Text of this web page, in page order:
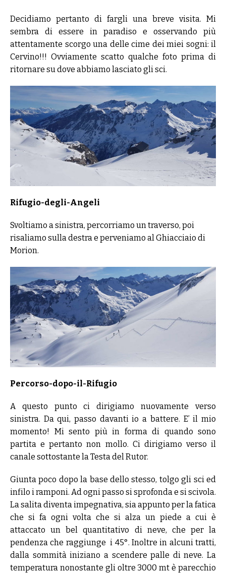
Decidiamo pertanto di fargli una breve visita. Mi
sembra di essere in paradiso e osservando più
attentamente scorgo una delle cime dei miei sogni: il
Cervino!!! Ovviamente scatto qualche foto prima di
ritornare su dove abbiamo lasciato gli sci.
Rifugio-degli-Angeli
Svoltiamo a sinistra, percorriamo un traverso, poi
risaliamo sulla destra e perveniamo al Ghiacciaio di
Morion.
Percorso-dopo-il-Rifugio
A questo punto ci dirigiamo nuovamente verso
sinistra. Da qui, passo davanti io a battere. E’ il mio
momento! Mi sento più in forma di quando sono
partita e pertanto non mollo. Ci dirigiamo verso il
canale sottostante la Testa del Rutor.
Giunta poco dopo la base dello stesso, tolgo gli sci ed
infilo i ramponi. Ad ogni passo si sprofonda e si scivola.
La salita diventa impegnativa, sia appunto per la fatica
che si fa ogni volta che si alza un piede a cui è
attaccato un bel quantitativo di neve, che per la
pendenza che raggiunge i 45°. Inoltre in alcuni tratti,
dalla sommità iniziano a scendere palle di neve. La
temperatura nonostante gli oltre 3000 mt è parecchio